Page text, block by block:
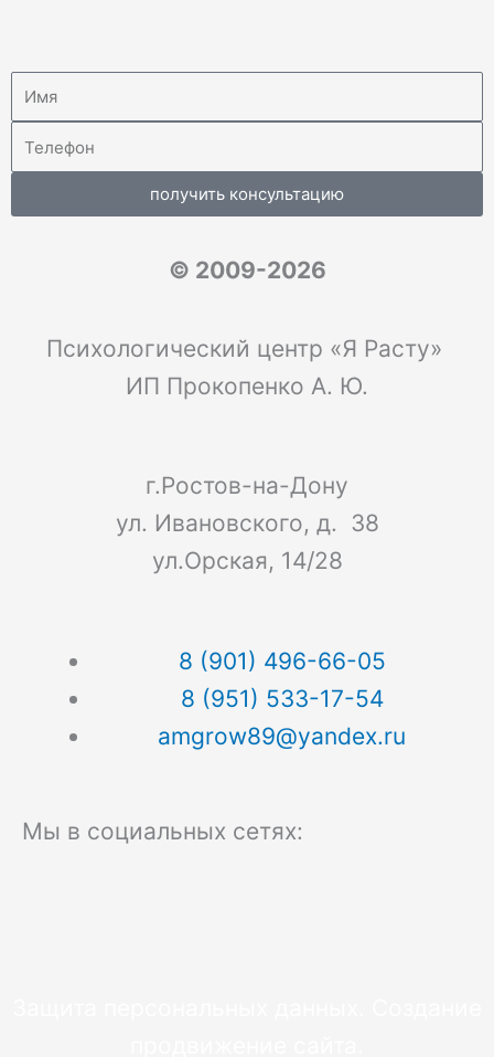
получить консультацию
© 2009-2026
Психологический центр «Я Расту»
ИП Прокопенко А. Ю.
г.Ростов-на-Дону
ул. Ивановского, д. 38
ул.Орская, 14/28
8 (901) 496-66-05
8 (951) 533-17-54
amgrow89@yandex.ru
Мы в социальных сетях: